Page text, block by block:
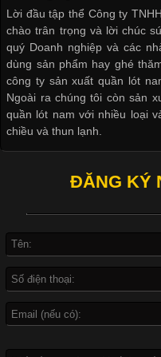
thoải mái khi mặc. Từ áo
vải thun luôn đóng vai trò
Hiện nay, nhu cầu tìm kiếm
Xu Hướng Form Áo Thun
Các Form Áo Thun Phổ
Ngành May Mặc Áo thun
dạng về màu sắc hay chất
cầu
Lời đầu tập thể Công ty
chào trân trọng và lời chúc
quý Doanh nghiệp và các
dùng sản phẩm hay ghé
công ty sản xuất quần lót
Ngoài ra chúng tôi còn sản
quần lót nam với nhiều loại
chiều và thun lạnh.
ĐĂNG KÝ